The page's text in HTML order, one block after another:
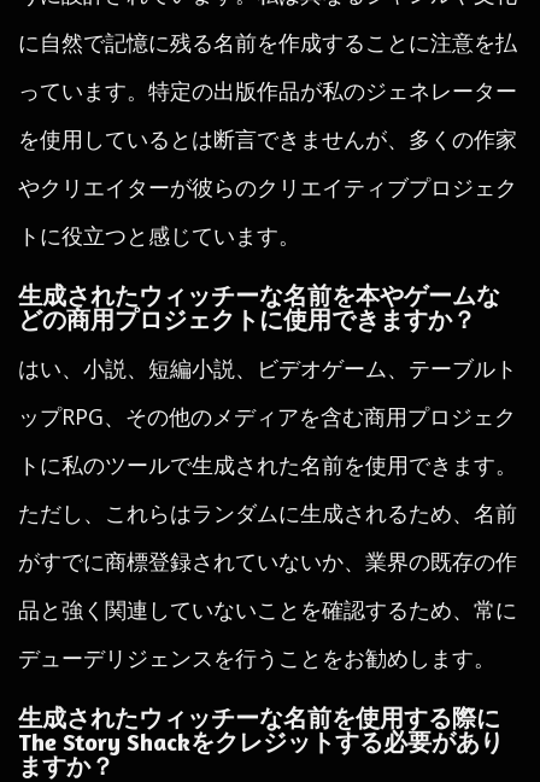
に自然で記憶に残る名前を作成することに注意を払
っています。特定の出版作品が私のジェネレーター
を使用しているとは断言できませんが、多くの作家
やクリエイターが彼らのクリエイティブプロジェク
トに役立つと感じています。
生成されたウィッチーな名前を本やゲームな
どの商用プロジェクトに使用できますか？
はい、小説、短編小説、ビデオゲーム、テーブルト
ップRPG、その他のメディアを含む商用プロジェク
トに私のツールで生成された名前を使用できます。
ただし、これらはランダムに生成されるため、名前
がすでに商標登録されていないか、業界の既存の作
品と強く関連していないことを確認するため、常に
デューデリジェンスを行うことをお勧めします。
生成されたウィッチーな名前を使用する際に
The Story Shackをクレジットする必要があり
ますか？